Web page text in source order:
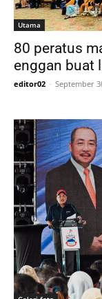
Utama
80 peratus
enggan buat
editor02 - September